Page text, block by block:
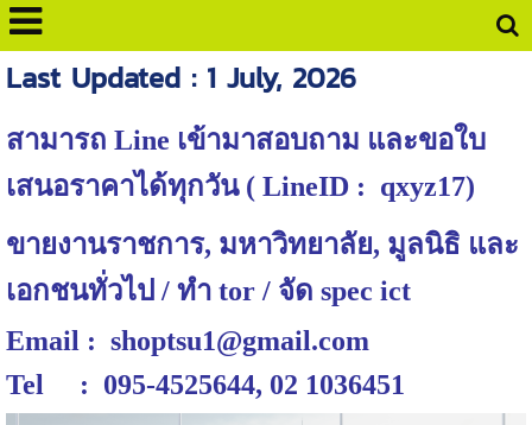
Last Updated : 1 July, 2026
สามารถ Line เข้ามาสอบถาม และขอใบ
เสนอราคาได้ทุกวัน ( LineID : qxyz17)
ขายงานราชการ, มหาวิทยาลัย, มูลนิธิ และ
เอกชนทั่วไป / ทำ tor / จัด spec ict
Email : shoptsu1@gmail.com
Tel : 095-4525644, 02 1036451